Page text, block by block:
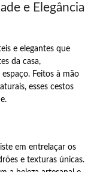
e Elegância
e elegantes que
da casa,
Feitos à mão
esses cestos
em entrelaçar os
e texturas únicas.